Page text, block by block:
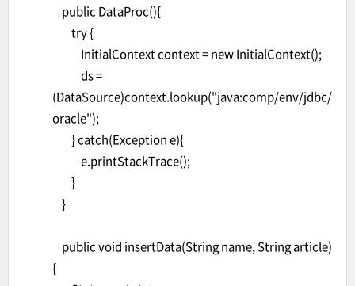
public DataProc(){
try {
InitialContext context = new InitialContext();
ds =
(DataSource)context.lookup("java:comp/env/jdbc/
oracle");
} catch(Exception e){
e.printStackTrace();
}
}
public void insertData(String name, String article)
{